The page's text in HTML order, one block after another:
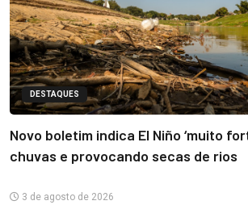
DESTAQUES
Novo boletim indica El Niño ‘muito
chuvas e provocando secas de rios
3 de agosto de 2026